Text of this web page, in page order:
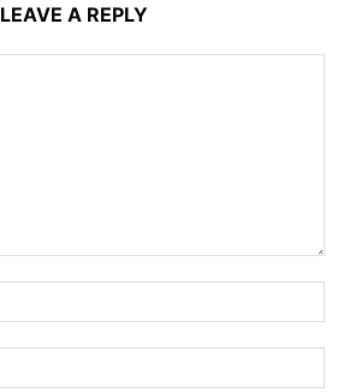
LEAVE A REPLY